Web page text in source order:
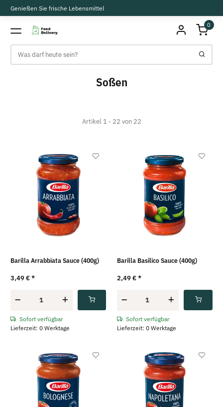
Genießen Sie frische Lebensmittel
0
Soßen
Artikel 1 - 22 von 22
Barilla Arrabbiata Sauce (400g)
3,49 €*
Sofort verfügbar
Lieferzeit: 0 Werktage
Barilla Basilico Sauce (400g)
2,49 €*
Sofort verfügbar
Lieferzeit: 0 Werktage